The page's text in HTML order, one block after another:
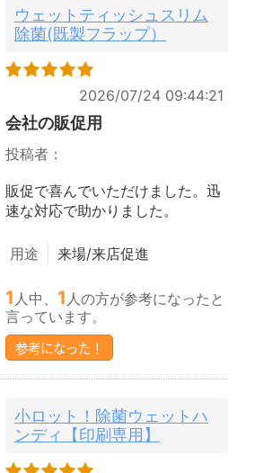
ウェットティッシュスリム
除菌(既製フラップ）
2026/07/24 09:44:21
会社の販促用
投稿者：
販促で喜んでいただけました。迅
速な対応で助かりました。
用途 来場/来店促進
1 人中、 1 人の方が参考になったと
言っています。
参考になった！
小ロット！除菌ウェットハ
ンディ【印刷専用】